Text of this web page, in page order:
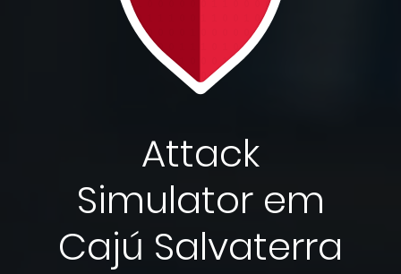
Attack
Simulator em
Cajú Salvaterra